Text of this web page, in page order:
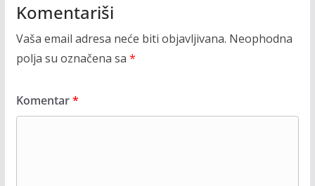
Komentariši
Vaša email adresa neće biti objavljivana. Neophodna
polja su označena sa *
Komentar*